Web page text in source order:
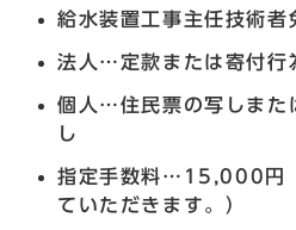
給水装置工事主任技術者
法人…定款または寄付行
個人…住民票の写しまた
し
指定手数料…15,000円
ていただきます。）